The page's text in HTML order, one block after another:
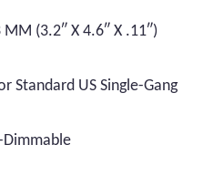
(3.2″ X 4.6″ X .11″)
Standard US Single-Gang
Dimmable